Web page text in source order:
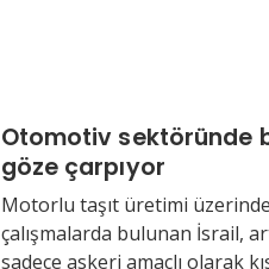
Otomotiv sektöründe
göze çarpıyor
Motorlu taşıt üretimi
çalışmalarda bulunan İsrail,
sadece askeri amaçlı olarak